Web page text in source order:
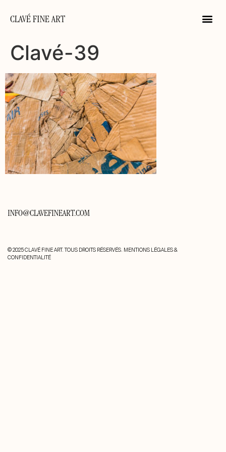
CLAVÉ FINE ART
Clavé-39
INFO@CLAVEFINEART.COM
© 2025 CLAVÉ FINE ART. TOUS DROITS RÉSERVÉS. MENTIONS LÉGALES &
CONFIDENTIALITÉ